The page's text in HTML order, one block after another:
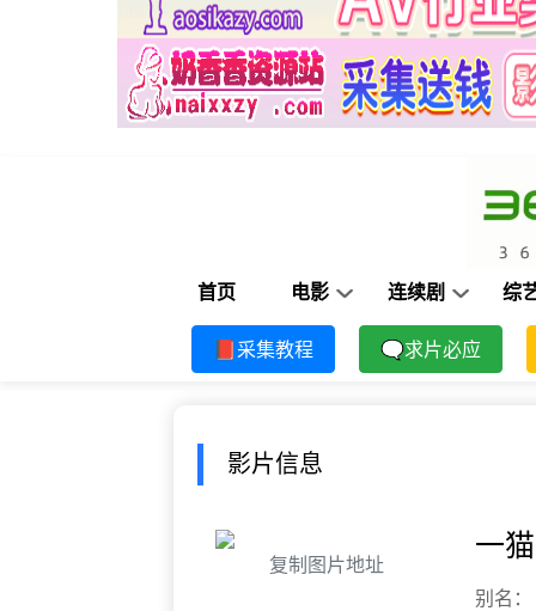
首页 电影 连续剧 综
📕采集教程 🗨求片必应
影片信息
复制图片地址
一
别名：